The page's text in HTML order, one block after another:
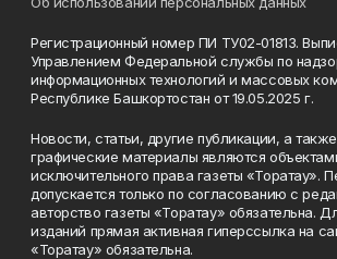
Регистрационный номер ПИ ТУ02-01813.
Управлением Федеральной службы по
информационных технологий и массовых
Республике Башкортостан от 19.05.2025 г.
Новости, статьи, другие публикации, а
графические материалы являются
исключительного права газеты «Торатау».
допускается только по согласованию с
авторство газеты «Торатау» обязательна.
изданий прямая активная гиперссылка на
«Торатау» обязательна.